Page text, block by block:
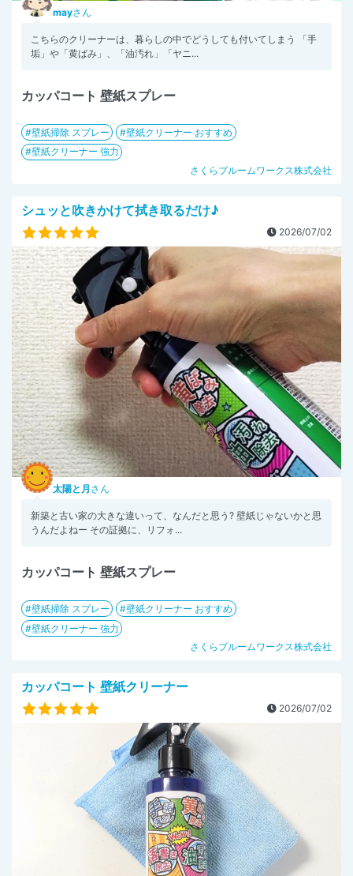
mayさん
こちらのクリーナーは、暮らしの中でどうしても付いてしまう 「手
垢」や「黄ばみ」、「油汚れ」「ヤニ...
カッパコート 壁紙スプレー
壁紙掃除 スプレー
壁紙クリーナー おすすめ
壁紙クリーナー 強力
さくらブルームワークス株式会社
シュッと吹きかけて拭き取るだけ♪
2026/07/02
太陽と月 さん
新築と古い家の大きな違いって、なんだと思う? 壁紙じゃないかと思
うんだよねー その証拠に、リフォ...
カッパコート 壁紙スプレー
壁紙掃除 スプレー
壁紙クリーナー おすすめ
壁紙クリーナー 強力
さくらブルームワークス株式会社
カッパコート 壁紙クリーナー
2026/07/02